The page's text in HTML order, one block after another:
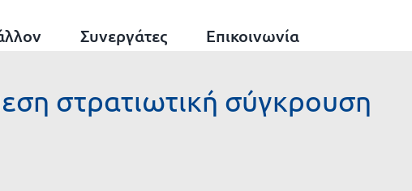
Συνεργάτες Επικοινωνία
στρατιωτική σύγκρουση